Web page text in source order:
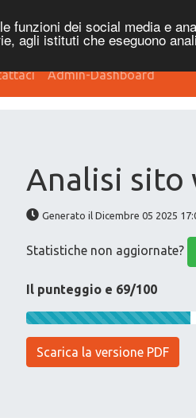
funzioni dei social media e
agli istituti che eseguono
Admin-Dashboard
Analisi sito
Generato il Dicembre 05 2025
Statistiche non aggiornate?
Il punteggio e 69/100
Scarica la versione PDF